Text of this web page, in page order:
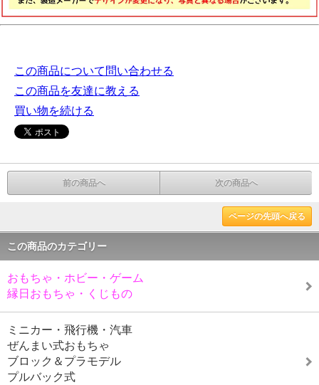
この商品について問い合わせる
この商品を友達に教える
買い物を続ける
前の商品へ 次の商品へ
ページの先頭へ戻る
この商品のカテゴリー
おもちゃ・ホビー・ゲーム
縁日おもちゃ・くじもの
ミニカー・飛行機・汽車
ぜんまい式おもちゃ
ブロック＆プラモデル
プルバック式